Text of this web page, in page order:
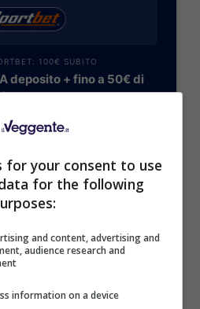
100€ SUBITO
deposito + fino a 50€ di
sport + fino a 50€ di
sul primo deposito
Informazioni
for your consent to use
for the following
and content, advertising and
audience research and
information on a device